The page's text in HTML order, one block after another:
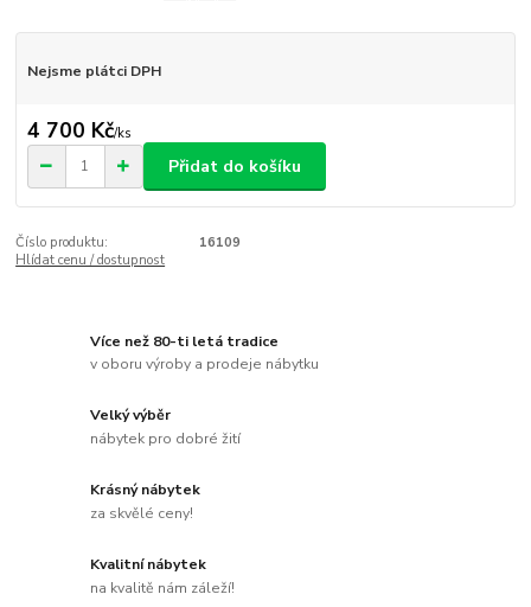
Nejsme plátci DPH
4 700 Kč/ks
Přidat do košíku
Číslo produktu:
16109
Hlídat cenu / dostupnost
Více než 80-ti letá tradice
v oboru výroby a prodeje nábytku
Velký výběr
nábytek pro dobré žití
Krásný nábytek
za skvělé ceny!
Kvalitní nábytek
na kvalitě nám záleží!